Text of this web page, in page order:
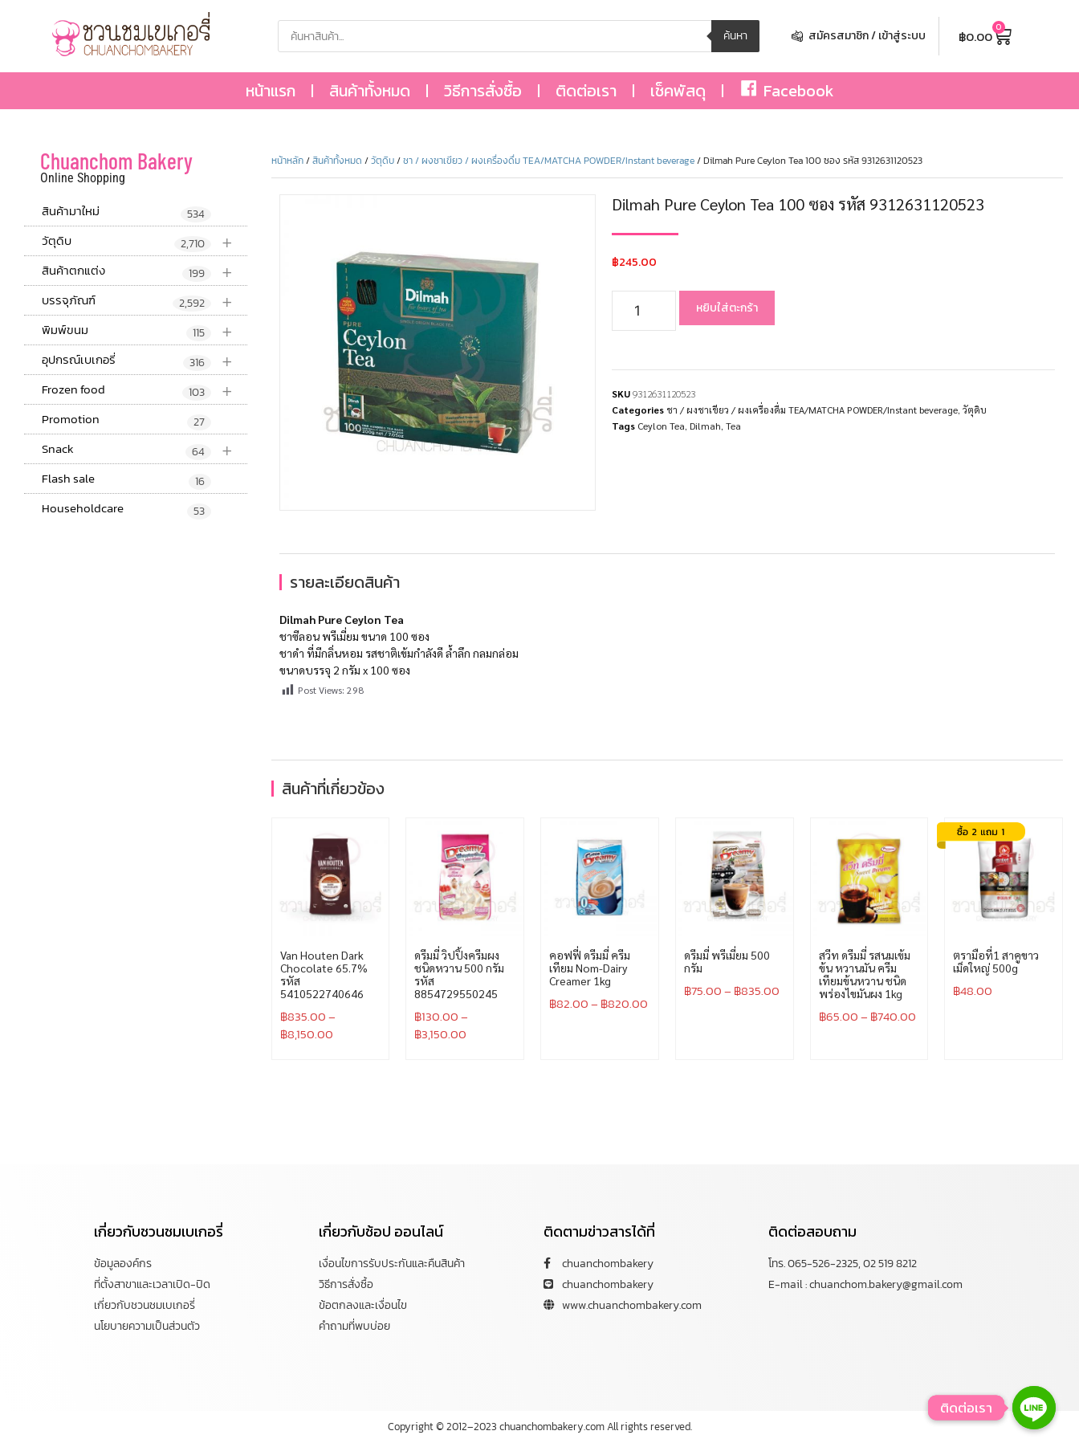
ค้นหา สมัครสมาชิก / เข้าสู่ระบบ ฿0.00 0
หน้าแรก สินค้าทั้งหมด วิธีการสั่งซื้อ ติดต่อเรา เช็คพัสดุ Facebook
Chuanchom Bakery
Online Shopping
สินค้ามาใหม่ 534
+
วัตุดิบ 2,710
+
สินค้าตกแต่ง 199
+
บรรจุภัณฑ์ 2,592
+
พิมพ์ขนม 115
+
อุปกรณ์เบเกอรี่ 316
+
Frozen food 103
Promotion 27
+
Snack 64
Flash sale 16
Householdcare 53
หน้าหลัก/สินค้าทั้งหมด /วัตุดิบ/ชา / ผงชาเขียว / ผงเครื่องดื่ม TEA/MATCHA POWDER/Instant beverage/ Dilmah Pure Ceylon Tea 100 ซอง รหัส 9312631120523
Dilmah Pure Ceylon Tea 100 ซอง รหัส 9312631120523
฿245.00
หยิบใส่ตะกร้า
SKU9312631120523
Categories ชา / ผงชาเขียว / ผงเครื่องดื่ม TEA/MATCHA POWDER/Instant beverage, วัตุดิบ
Tags Ceylon Tea Dilmah Tea
รายละเอียดสินค้า
Dilmah Pure Ceylon Tea
ชาซีลอน พรีเมี่ยม ขนาด 100 ซอง
ชาดำ ที่มีกลิ่นหอม รสชาติเข้มกำลังดี ล้ำลึก กลมกล่อม
ขนาดบรรจุ 2 กรัม x 100 ซอง
Post Views: 298
สินค้าที่เกี่ยวข้อง
Van Houten Dark
Chocolate 65.7%
รหัส
5410522740646
฿835.00–
฿8,150.00
ดรีมมี่ วิปปิ้งครีมผง
ชนิดหวาน 500 กรัม
รหัส
8854729550245
฿130.00–
฿3,150.00
คอฟฟี่ ดรีมมี่ ครีม
เทียม Nom-Dairy
Creamer 1kg
฿82.00– ฿820.00
ดรีมมี่ พรีเมี่ยม 500
กรัม
฿75.00– ฿835.00
สวีท ดรีมมี่ รสนมเข้ม
ข้น หวานมัน ครีม
เทียมข้นหวาน ชนิด
พร่องไขมันผง 1kg
฿65.00– ฿740.00
ตรามือที่1 สาคูขาว
เม็ดใหญ่ 500g
฿48.00
เกี่ยวกับชวนชมเบเกอรี่
ข้อมูลองค์กร
ที่ตั้งสาขาและเวลาเปิด-ปิด
เกี่ยวกับชวนชมเบเกอรี่
นโยบายความเป็นส่วนตัว
เกี่ยวกับช้อป ออนไลน์
เงื่อนไขการรับประกันและคืนสินค้า
วิธีการสั่งซื้อ
ข้อตกลงและเงื่อนไข
คำถามที่พบบ่อย
ติดตามข่าวสารได้ที่
chuanchombakery
chuanchombakery
www.chuanchombakery.com
ติดต่อสอบถาม
โทร. 065-526-2325, 02 519 8212
E-mail : chuanchom.bakery@gmail.com
Copyright © 2012–2023 chuanchombakery.com All rights reserved.
ติดต่อเรา
ติดต่อเรา